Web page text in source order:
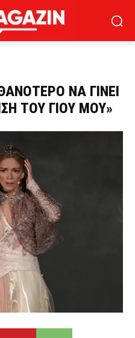
ΝΑ ΓΙΝΕΙ
ΤΟΥ ΓΙΟΥ ΜΟΥ»